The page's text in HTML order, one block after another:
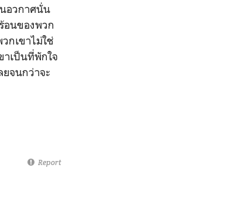
อวกาศนั่น
อนของพวก
กเขาไม่ใช่
าเป็นที่พักใจ
จนกว่าจะ
Report